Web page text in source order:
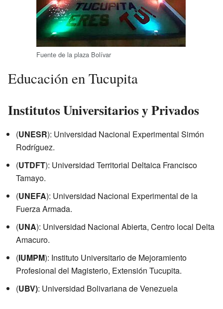
Fuente de la plaza Bolívar
Educación en Tucupita
Institutos Universitarios y Privados
(UNESR): Universidad Nacional Experimental Simón
Rodríguez.
(UTDFT): Universidad Territorial Deltaica Francisco
Tamayo.
(UNEFA): Universidad Nacional Experimental de la
Fuerza Armada.
(UNA): Universidad Nacional Abierta, Centro local Delta
Amacuro.
(IUMPM): Instituto Universitario de Mejoramiento
Profesional del Magisterio, Extensión Tucupita.
(UBV): Universidad Bolivariana de Venezuela